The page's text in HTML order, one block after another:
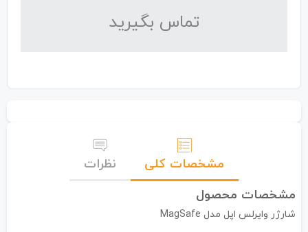
تماس بگیرید
مشخصات کلی
نظرات
مشخصات محصول
شارژر وایرلس اپل مدل MagSafe